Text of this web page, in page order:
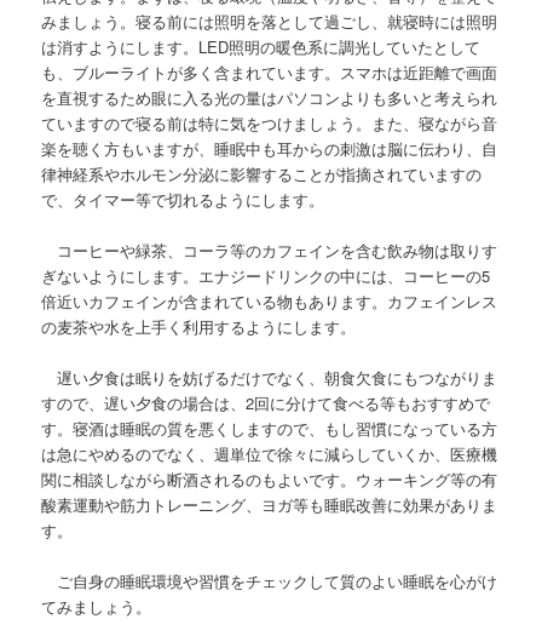
みましょう。寝る前には照明を落として過ごし、就寝時には照明
は消すようにします。LED照明の暖色系に調光していたとして
も、ブルーライトが多く含まれています。スマホは近距離で画面
を直視するため眼に入る光の量はパソコンよりも多いと考えられ
ていますので寝る前は特に気をつけましょう。また、寝ながら音
楽を聴く方もいますが、睡眠中も耳からの刺激は脳に伝わり、自
律神経系やホルモン分泌に影響することが指摘されていますの
で、タイマー等で切れるようにします。
コーヒーや緑茶、コーラ等のカフェインを含む飲み物は取りす
ぎないようにします。エナジードリンクの中には、コーヒーの5
倍近いカフェインが含まれている物もあります。カフェインレス
の麦茶や水を上手く利用するようにします。
遅い夕食は眠りを妨げるだけでなく、朝食欠食にもつながりま
すので、遅い夕食の場合は、2回に分けて食べる等もおすすめで
す。寝酒は睡眠の質を悪くしますので、もし習慣になっている方
は急にやめるのでなく、週単位で徐々に減らしていくか、医療機
関に相談しながら断酒されるのもよいです。ウォーキング等の有
酸素運動や筋力トレーニング、ヨガ等も睡眠改善に効果がありま
す。
ご自身の睡眠環境や習慣をチェックして質のよい睡眠を心がけ
てみましょう。